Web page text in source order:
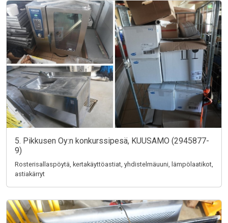
5. Pikkusen Oy:n konkurssipesä, KUUSAMO (2945877-
9)
Rosterisallaspöytä, kertakäyttöastiat, yhdistelmäuuni, lämpölaatikot,
astiakärryt